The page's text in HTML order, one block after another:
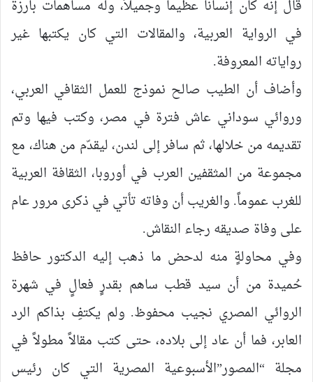
قال إنه كان إنساناً عظيماً وجميلاً، وله مساهمات بارزة
في الرواية العربية، والمقالات التي كان يكتبها غير
رواياته المعروفة.
وأضاف أن الطيب صالح نموذج للعمل الثقافي العربي،
وروائي سوداني عاش فترة في مصر، وكتب فيها وتم
تقديمه من خلالها، ثم سافر إلى لندن، ليقدّم من هناك، مع
مجموعة من المثقفين العرب في أوروبا، الثقافة العربية
للغرب عموماً. والغريب أن وفاته تأتي في ذكرى مرور عام
على وفاة صديقه رجاء النقاش.
وفي محاولةٍ منه لدحض ما ذهب إليه الدكتور حافظ
حُميدة من أن سيد قطب ساهم بقدرٍ فعالٍ في شهرة
الروائي المصري نجيب محفوظ. ولم يكتفِ بذاكم الرد
العابر، فما أن عاد إلى بلاده، حتى كتب مقالاً مطولاً في
مجلة “المصور”الأسبوعية المصرية التي كان رئيس